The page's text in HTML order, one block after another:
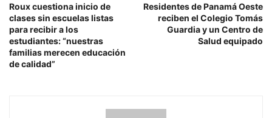
Roux cuestiona inicio de
clases sin escuelas listas
para recibir a los
estudiantes: “nuestras
familias merecen educación
de calidad”
Residentes de Panamá Oeste
reciben el Colegio Tomás
Guardia y un Centro de
Salud equipado